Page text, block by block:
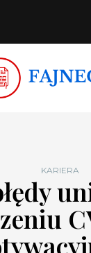
KARIERA